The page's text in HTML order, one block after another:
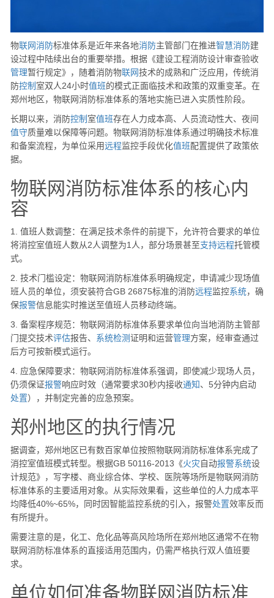
物联网消防标准体系是近年来各地消防主管部门在推进智慧消防建
设过程中陆续出台的重要举措。根据《建设工程消防设计审查验收
管理暂行规定》，随着消防物联网技术的成熟和广泛应用，传统消
防控制 室双人24小时值班的模式正面临技术和政策的双重变革。在
郑州地区，物联网消防标准体系的落地实施已进入实质性阶段。
长期以来，消防控制 室值班存在人力成本高、人员流动性大、夜间
值守质量难以保障等问题。物联网消防标准体系通过明确技术标准
和备案流程，为单位采用远程监控手段优化值班配置提供了政策依
据。
物联网消防标准体系的核心内
容
1. 值班人数调整：在满足技术条件的前提下，允许符合要求的单位
将消控室值班人数从2人调整为1人，部分场景甚至支持远程托管模
式。
2. 技术门槛设定：物联网消防标准体系明确规定，申请减少现场值
班人员的单位，须安装符合GB 26875标准的消防远程监控系统，确
保报警信息能实时推送至值班人员移动终端。
3. 备案程序规范：物联网消防标准体系要求单位向当地消防主管部
门提交技术评估报告、 系统检测证明和运营管理方案，经审查通过
后方可按新模式运行。
4. 应急保障要求：物联网消防标准体系强调，即使减少现场人员，
仍须保证报警响应时效（通常要求30秒内接收通知、5分钟内启动
处置），并制定完善的应急预案。
郑州地区的执行情况
据调查，郑州地区已有数百家单位按照物联网消防标准体系完成了
消控室值班模式转型。根据GB 50116-2013《火灾自动报警系统设
计规范》，写字楼、商业综合体、学校、医院等场所是物联网消防
标准体系的主要适用对象。从实际效果看，这些单位的人力成本平
均降低40%~65%，同时因智能监控系统的引入，报警处置效率反而
有所提升。
需要注意的是，化工、危化品等高风险场所在郑州地区通常不在物
联网消防标准体系的直接适用范围内，仍需严格执行双人值班要
求。
单位如何准备物联网消防标准